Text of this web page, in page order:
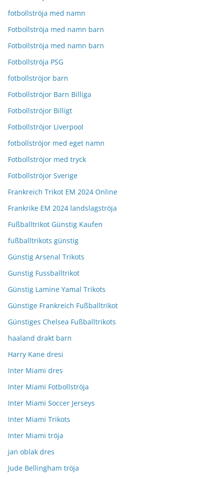
fotbollströja med namn
Fotbollströja med namn barn
Fotbollströja med namn barn
Fotbollströja PSG
fotbollströjor barn
Fotbollströjor Barn Billiga
Fotbollströjor Billigt
Fotbollströjor Liverpool
fotbollströjor med eget namn
Fotbollströjor med tryck
Fotbollströjor Sverige
Frankreich Trikot EM 2024 Online
Frankrike EM 2024 landslagströja
Fußballtrikot Günstig Kaufen
fußballtrikots günstig
Günstig Arsenal Trikots
Gunstig Fussballtrikot
Günstig Lamine Yamal Trikots
Günstige Frankreich Fußballtrikot
Günstiges Chelsea Fußballtrikots
haaland drakt barn
Harry Kane dresi
Inter Miami dres
Inter Miami Fotbollströja
Inter Miami Soccer Jerseys
Inter Miami Trikots
Inter Miami tröja
jan oblak dres
Jude Bellingham tröja